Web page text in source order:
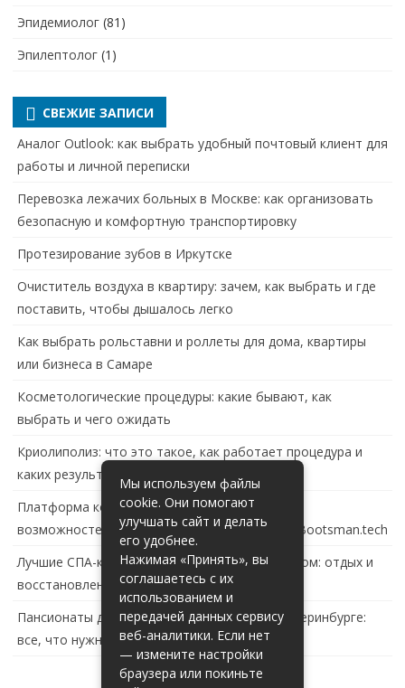
Эпидемиолог (81)
Эпилептолог (1)
СВЕЖИЕ ЗАПИСИ
Аналог Outlook: как выбрать удобный почтовый клиент для
работы и личной переписки
Перевозка лежачих больных в Москве: как организовать
безопасную и комфортную транспортировку
Протезирование зубов в Иркутске
Очиститель воздуха в квартиру: зачем, как выбрать и где
поставить, чтобы дышалось легко
Как выбрать рольставни и роллеты для дома, квартиры
или бизнеса в Самаре
Косметологические процедуры: какие бывают, как
выбрать и чего ожидать
Криолиполиз: что это такое, как работает процедура и
каких результатов ждать
Платформа контейнеризации в России: обзор
возможностей и перспектив развития сайта Bootsman.tech
Лучшие СПА-комплексы в Тольятти с бассейном: отдых и
восстановление за городом
Пансионаты для пожилых с деменцией в Екатеринбурге:
все, что нужно знать
Мы используем файлы
cookie. Они помогают
улучшать сайт и делать
его удобнее.
Нажимая «Принять», вы
соглашаетесь с их
использованием и
передачей данных сервису
веб-аналитики. Если нет
— измените настройки
браузера или покиньте